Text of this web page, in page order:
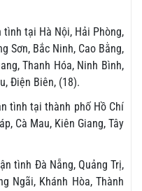
tình tại Hà Nội, Hải Phòng,
Sơn, Bắc Ninh, Cao Bằng,
Thanh Hóa, Ninh Bình,
Điện Biên, (18).
tình tại thành phố Hồ Chí
Cà Mau, Kiên Giang, Tây
tình Đà Nẵng, Quảng Trị,
Ngãi, Khánh Hòa, Thành